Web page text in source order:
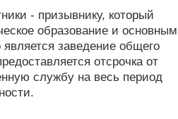
- призывнику, который
образование и основным
заведение общего
отсрочка от
службу на весь период